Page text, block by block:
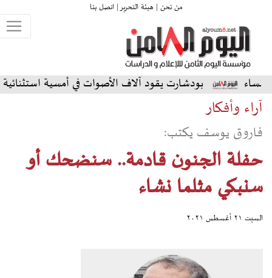
من نحن | هيئة التحرير |اتصل بنا
يقود آلاف الأصوات في أمسية استثنائية على المسرح
آراء وأفكار
فاروق يوسف يكتب:
حفلة الجنون قادمة.. سنضحك أو
سنبكي مثلما نشاء
السبت ٢١ أغسطس ٢٠٢١